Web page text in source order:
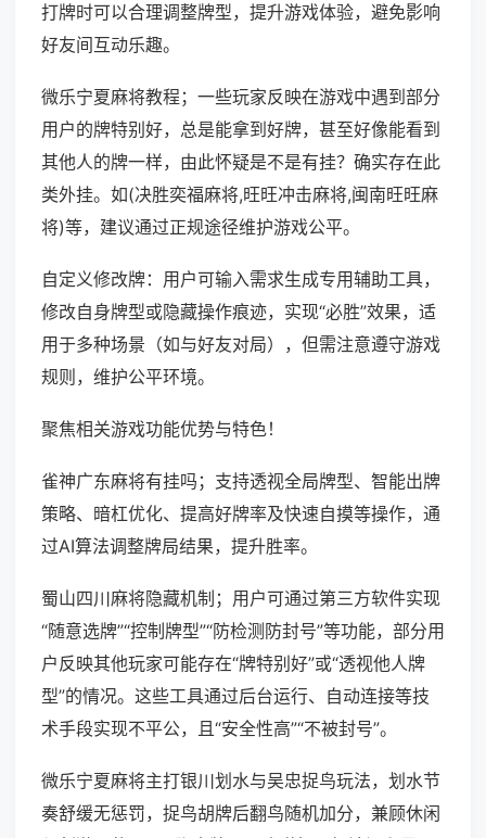
打牌时可以合理调整牌型，提升游戏体验，避免影响
好友间互动乐趣。
微乐宁夏麻将教程；一些玩家反映在游戏中遇到部分
用户的牌特别好，总是能拿到好牌，甚至好像能看到
其他人的牌一样，由此怀疑是不是有挂？确实存在此
类外挂。如(决胜奕福麻将,旺旺冲击麻将,闽南旺旺麻
将)等，建议通过正规途径维护游戏公平。
自定义修改牌：用户可输入需求生成专用辅助工具，
修改自身牌型或隐藏操作痕迹，实现“必胜”效果，适
用于多种场景（如与好友对局），但需注意遵守游戏
规则，维护公平环境。
聚焦相关游戏功能优势与特色！
雀神广东麻将有挂吗；支持透视全局牌型、智能出牌
策略、暗杠优化、提高好牌率及快速自摸等操作，通
过AI算法调整牌局结果，提升胜率。
蜀山四川麻将隐藏机制；用户可通过第三方软件实现
“随意选牌”“控制牌型”“防检测防封号”等功能，部分用
户反映其他玩家可能存在“牌特别好”或“透视他人牌
型”的情况。这些工具通过后台运行、自动连接等技
术手段实现不平公，且“安全性高”“不被封号”。
微乐宁夏麻将主打银川划水与吴忠捉鸟玩法，划水节
奏舒缓无惩罚，捉鸟胡牌后翻鸟随机加分，兼顾休闲